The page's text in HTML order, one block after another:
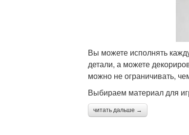
Вы можете исполнять
детали, а можете
можно не ограничивать,
Выбираем материал для
читать дальше →